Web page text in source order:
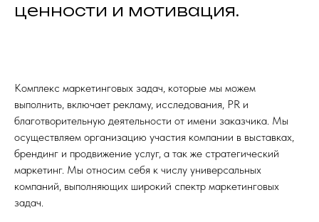
ценности и мотивация.
Комплекс маркетинговых задач, которые мы можем
выполнить, включает рекламу, исследования, PR и
благотворительную деятельности от имени заказчика. Мы
осуществляем организацию участия компании в выставках,
брендинг и продвижение услуг, а так же стратегический
маркетинг. Мы относим себя к числу универсальных
компаний, выполняющих широкий спектр маркетинговых
задач.